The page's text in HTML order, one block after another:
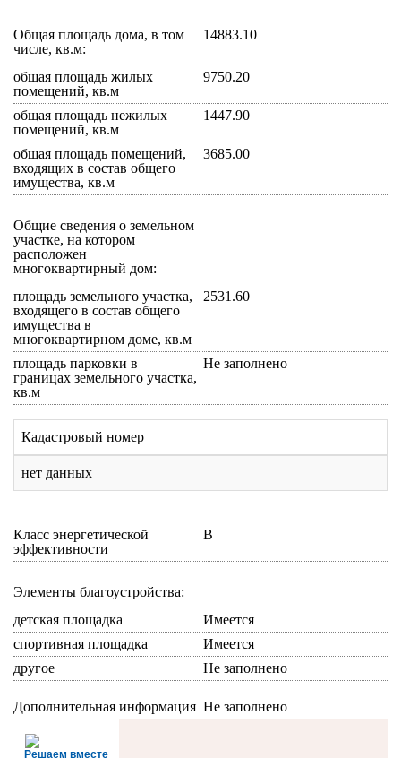
Общая площадь дома, в том
числе, кв.м:
14883.10
общая площадь жилых
помещений, кв.м
9750.20
общая площадь нежилых
помещений, кв.м
1447.90
общая площадь помещений,
входящих в состав общего
имущества, кв.м
3685.00
Общие сведения о земельном
участке, на котором
расположен
многоквартирный дом:
площадь земельного участка,
входящего в состав общего
имущества в
многоквартирном доме, кв.м
2531.60
площадь парковки в
границах земельного участка,
кв.м
Не заполнено
Кадастровый номер
нет данных
Класс энергетической
эффективности
B
Элементы благоустройства:
детская площадка
Имеется
спортивная площадка
Имеется
другое
Не заполнено
Дополнительная информация Не заполнено
Решаем вместе